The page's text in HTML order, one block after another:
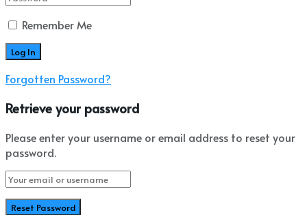
Remember Me
Forgotten Password?
Retrieve your password
Please enter your username or email address to reset your
password.